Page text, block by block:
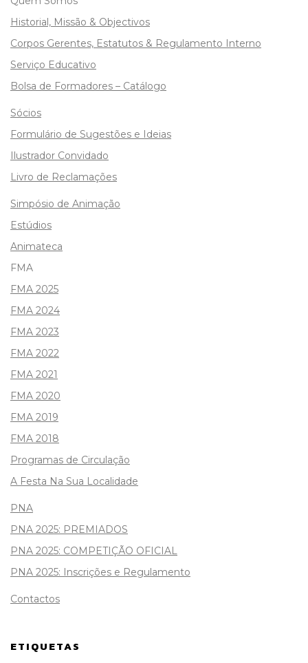
Historial, Missão & Objectivos
Corpos Gerentes, Estatutos & Regulamento Interno
Serviço Educativo
Bolsa de Formadores – Catálogo
Sócios
Formulário de Sugestões e Ideias
Ilustrador Convidado
Livro de Reclamações
Simpósio de Animação
Estúdios
Animateca
FMA
FMA 2025
FMA 2024
FMA 2023
FMA 2022
FMA 2021
FMA 2020
FMA 2019
FMA 2018
Programas de Circulação
A Festa Na Sua Localidade
PNA
PNA 2025: PREMIADOS
PNA 2025: COMPETIÇÃO OFICIAL
PNA 2025: Inscrições e Regulamento
Contactos
ETIQUETAS